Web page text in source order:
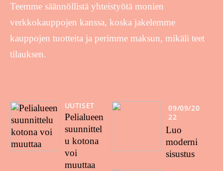
Teemme säännöllistä yhteistyötä monien
verkkokauppojen kanssa, koska jakelemme
kauppojen tuotteita ja perimme maksun, mikäli teet
tilauksen.
UUTISET
Pelialueen
suunnittel
u kotona
voi
muuttaa
09/09/20
22
Luo
moderni
sisustus